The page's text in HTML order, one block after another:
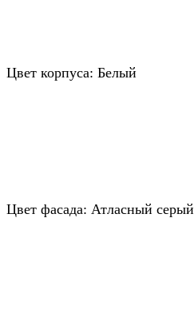
Цвет корпуса: Белый
Цвет фасада: Атласный серый